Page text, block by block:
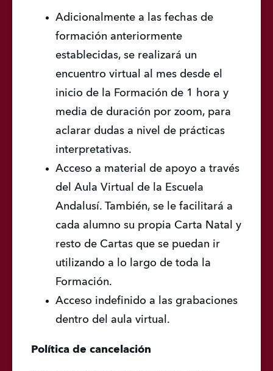
Adicionalmente a las fechas de
formación anteriormente
establecidas, se realizará un
encuentro virtual al mes desde el
inicio de la Formación de 1 hora y
media de duración por zoom, para
aclarar dudas a nivel de prácticas
interpretativas.
Acceso a material de apoyo a través
del Aula Virtual de la Escuela
Andalusí. También, se le facilitará a
cada alumno su propia Carta Natal y
resto de Cartas que se puedan ir
utilizando a lo largo de toda la
Formación.
Acceso indefinido a las grabaciones
dentro del aula virtual.
Política de cancelación